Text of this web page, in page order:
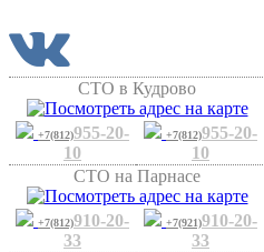
СТО в Кудрово
+7(812)955-20-
10
+7(812)955-20-
10
СТО на Парнасе
+7(812)910-20-
33
+7(921)910-20-
33